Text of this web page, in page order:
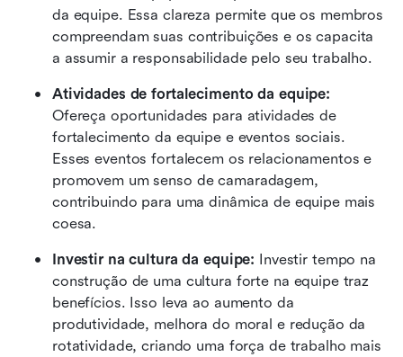
da equipe. Essa clareza permite que os membros
compreendam suas contribuições e os capacita
a assumir a responsabilidade pelo seu trabalho.
Atividades de fortalecimento da equipe:
Ofereça oportunidades para atividades de
fortalecimento da equipe e eventos sociais.
Esses eventos fortalecem os relacionamentos e
promovem um senso de camaradagem,
contribuindo para uma dinâmica de equipe mais
coesa.
Investir na cultura da equipe: Investir tempo na
construção de uma cultura forte na equipe traz
benefícios. Isso leva ao aumento da
produtividade, melhora do moral e redução da
rotatividade, criando uma força de trabalho mais